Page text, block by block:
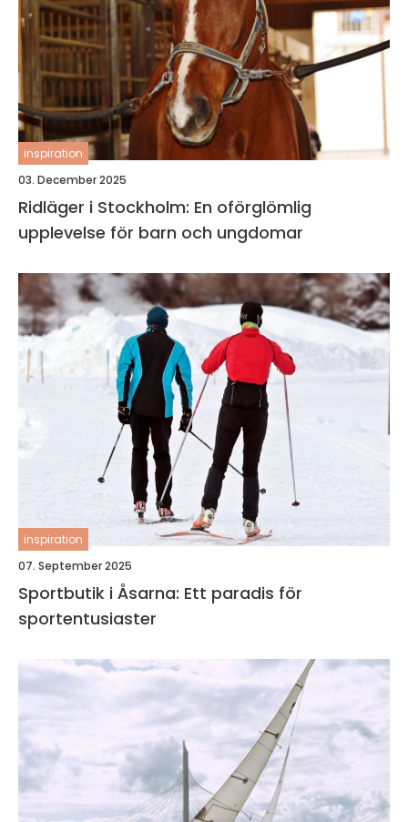
inspiration
03. December 2025
Ridläger i Stockholm: En oförglömlig
upplevelse för barn och ungdomar
inspiration
07. September 2025
Sportbutik i Åsarna: Ett paradis för
sportentusiaster